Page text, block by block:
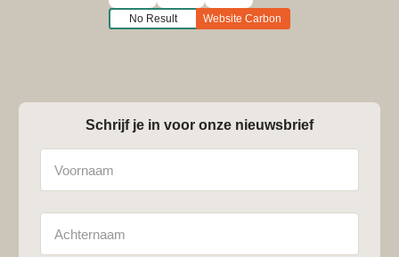
No Result Website Carbon
Schrijf je in voor onze nieuwsbrief